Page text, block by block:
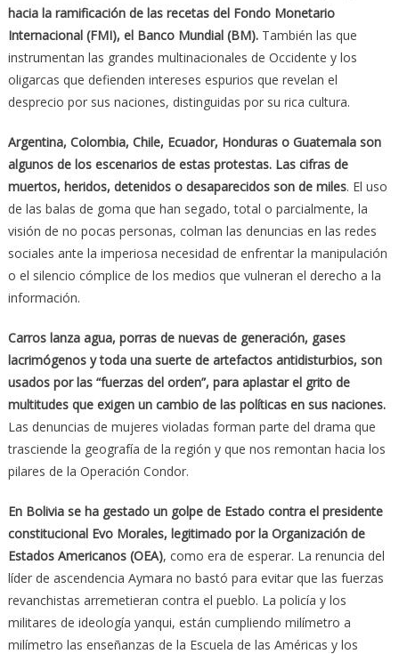
hacia la ramificación de las recetas del Fondo Monetario
Internacional (FMI), el Banco Mundial (BM).También las que
instrumentan las grandes multinacionales de Occidente y los
oligarcas que defienden intereses espurios que revelan el
desprecio por sus naciones, distinguidas por su rica cultura.
Argentina, Colombia, Chile, Ecuador, Honduras o Guatemala son
algunos de los escenarios de estas protestas. Las cifras de
muertos, heridos, detenidos o desaparecidos son de miles. El uso
de las balas de goma que han segado, total o parcialmente, la
visión de no pocas personas, colman las denuncias en las redes
sociales ante la imperiosa necesidad de enfrentar la manipulación
o el silencio cómplice de los medios que vulneran el derecho a la
información.
Carros lanza agua, porras de nuevas de generación, gases
lacrimógenos y toda una suerte de artefactos antidisturbios, son
usados por las “fuerzas del orden”, para aplastar el grito de
multitudes que exigen un cambio de las políticas en sus naciones.
Las denuncias de mujeres violadas forman parte del drama que
trasciende la geografía de la región y que nos remontan hacia los
pilares de la Operación Condor.
En Bolivia se ha gestado un golpe de Estado contra el presidente
constitucional Evo Morales, legitimado por la Organización de
Estados Americanos (OEA), como era de esperar. La renuncia del
líder de ascendencia Aymara no bastó para evitar que las fuerzas
revanchistas arremetieran contra el pueblo. La policía y los
militares de ideología yanqui, están cumpliendo milímetro a
milímetro las enseñanzas de la Escuela de las Américas y los